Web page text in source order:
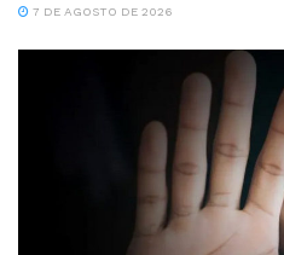
7 DE AGOSTO DE 2026